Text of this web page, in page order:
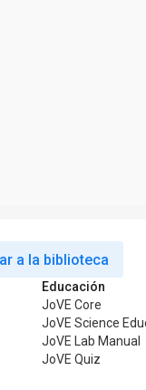
a la biblioteca
Educación
JoVE Core
JoVE Science
JoVE Lab Manual
JoVE Quiz